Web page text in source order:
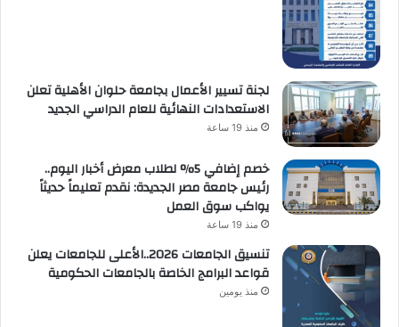
لجنة تسيير الأعمال بجامعة حلوان الأهلية تعلن
الاستعدادات النهائية للعام الدراسي الجديد
منذ 19 ساعة
خصم إضافي 5% لطلاب معرض أخبار اليوم..
رئيس جامعة مصر الجديدة: نقدم تعليماً حديثاً
يواكب سوق العمل
منذ 19 ساعة
تنسيق الجامعات 2026..الأعلى للجامعات يعلن
قواعد البرامج الخاصة بالجامعات الحكومية
منذ يومين